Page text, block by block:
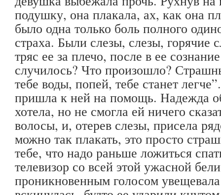
подушку, она плакала, ах, как она
было одна только боль полного
страха. Были слезы, слезы, горячие
тряс ее за плечо, после в ее
случилось? Что произошло?
тебе воды, попей, тебе станет
пришла к ней на помощь. Надежда
хотела, но не смогла ей ничего
волосы, и, отерев слезы, присела
можно так плакать, это просто
тебе, что надо раньше ложиться
телевизор со всей этой ужасной
проникновенным голосом